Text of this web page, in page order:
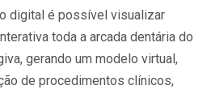
digital é possível visualizar
toda a arcada dentária do
gerando um modelo virtual,
de procedimentos clínicos,